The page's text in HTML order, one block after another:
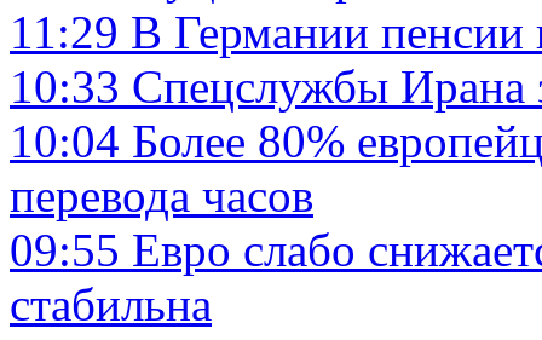
11:29 В Германии пенсии
10:33 Спецслужбы Ирана
10:04 Более 80%
перевода часов
09:55 Евро слабо
стабильна